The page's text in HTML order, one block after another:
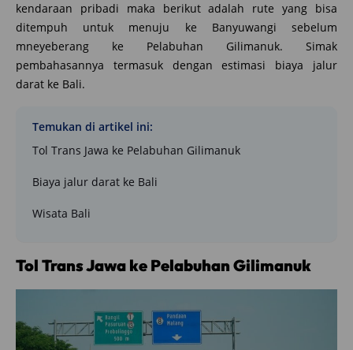
kendaraan pribadi maka berikut adalah rute yang bisa
ditempuh untuk menuju ke Banyuwangi sebelum
mneyeberang ke Pelabuhan Gilimanuk. Simak
pembahasannya termasuk dengan estimasi biaya jalur
darat ke Bali.
Temukan di artikel ini:
Tol Trans Jawa ke Pelabuhan Gilimanuk
Biaya jalur darat ke Bali
Wisata Bali
Tol Trans Jawa ke Pelabuhan Gilimanuk